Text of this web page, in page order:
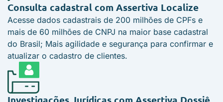
Consulta cadastral com Assertiva Localize
Acesse dados cadastrais de 200 milhões de CPFs e
mais de 60 milhões de CNPJ na maior base cadastral
do Brasil; Mais agilidade e segurança para confirmar e
atualizar o cadastro de clientes.